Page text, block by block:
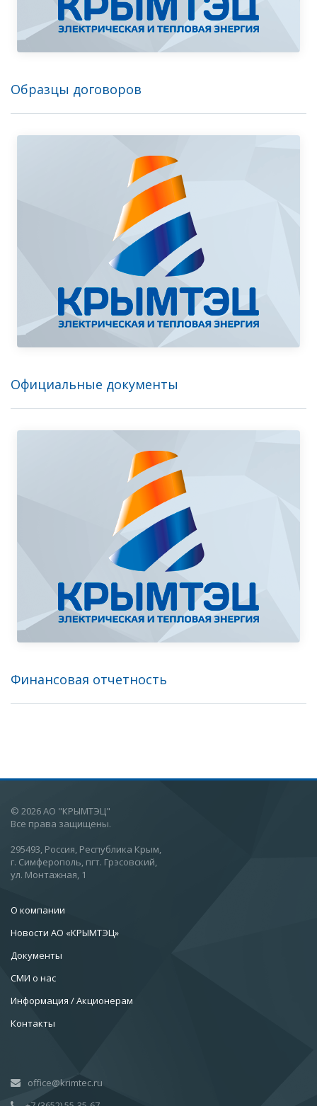
Образцы договоров
Официальные документы
Финансовая отчетность
© 2026 АО "КРЫМТЭЦ"
Все права защищены.
295493, Россия, Республика Крым,
г. Симферополь, пгт. Грэсовский,
ул. Монтажная, 1
О компании
Новости АО «КРЫМТЭЦ»
Документы
СМИ о нас
Информация / Акционерам
Контакты
office@krimtec.ru